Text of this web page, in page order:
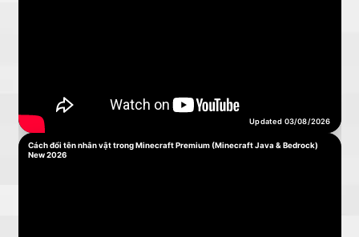
Updated 03/08/2026
Cách đổi tên nhân vật trong Minecraft Premium (Minecraft Java & Bedrock)
New 2026